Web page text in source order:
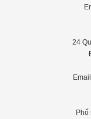
24
Phố